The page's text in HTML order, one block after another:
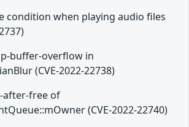
condition when playing audio files
buffer-overflow in
(CVE-2022-22738)
after-free of
(CVE-2022-22740)